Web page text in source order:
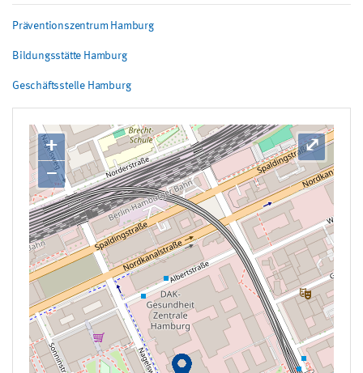
Präventionszentrum Hamburg
Bildungsstätte Hamburg
Geschäftsstelle Hamburg
+
−
⤢